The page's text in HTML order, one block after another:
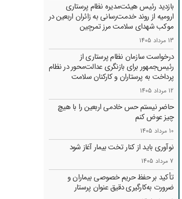
بازدید رئیس هیئت‌مدیره نظام پرستاری
ارومیه از روند خدمت‌رسانی به زائران اربعین در
موکب شهدای سلامت مرز تمرچین
13 مرداد 1405
درخواست سازمان نظام پرستاری از
رئیس‌جمهور برای بازنگری عدالت‌محور در نظام
پرداخت به پرستاران و کارکنان سلامت
12 مرداد 1405
حاضر نیستم حس خادمی اربعین را با هیچ
چیز عوض کنم
10 مرداد 1405
نوآوری باید از کنار تخت بیمار آغاز شود
7 مرداد 1405
تأکید بر حفظ حریم خصوصی بیماران و
ضرورت به‌کارگیری دقیق عنوان پرستار